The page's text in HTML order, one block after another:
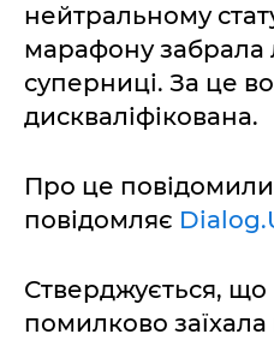
нейтральному
марафону забрала
суперниці. За це
дискваліфікована.
Про це повідомили
повідомляє
Стверджується,
помилково